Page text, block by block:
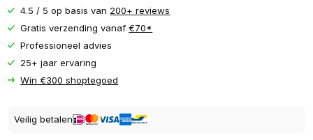
4.5 / 5 op basis van 200+ reviews
Gratis verzending vanaf€70*
Professioneel advies
25+ jaar ervaring
Win €300 shoptegoed
Veilig betalen